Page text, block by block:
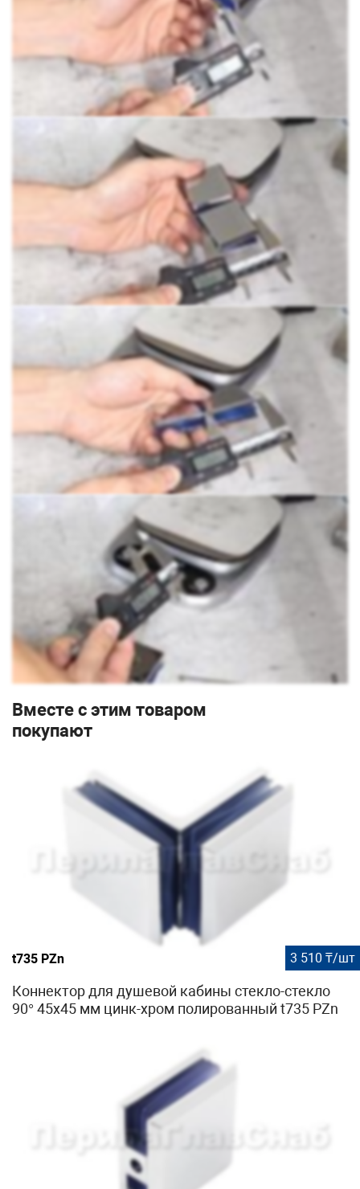
Вместе с этим товаром
покупают
t735 PZn 3 510 ₸/шт
Коннектор для душевой кабины стекло-стекло
90° 45х45 мм цинк-хром полированный t735 PZn